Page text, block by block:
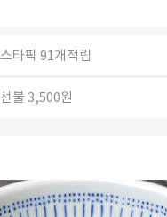
스타픽 91개적립
선불 3,500원